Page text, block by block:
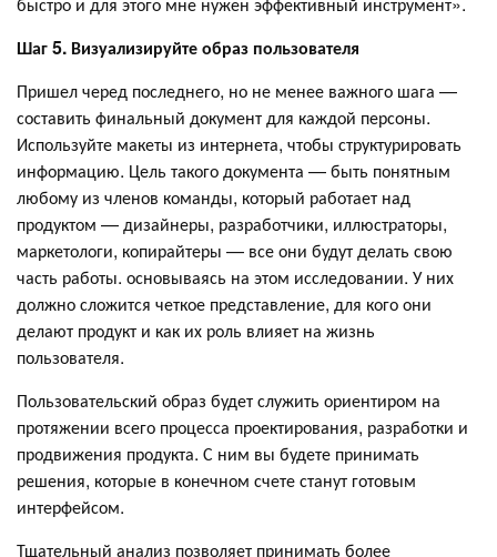
Шаг 5. Визуализируйте образ пользователя
Пришел черед последнего, но не менее важного шага —
составить финальный документ для каждой персоны.
Используйте макеты из интернета, чтобы структурировать
информацию. Цель такого документа — быть понятным
любому из членов команды, который работает над
продуктом — дизайнеры, разработчики, иллюстраторы,
маркетологи, копирайтеры — все они будут делать свою
часть работы. основываясь на этом исследовании. У них
должно сложится четкое представление, для кого они
делают продукт и как их роль влияет на жизнь
пользователя.
Пользовательский образ будет служить ориентиром на
протяжении всего процесса проектирования, разработки и
продвижения продукта. С ним вы будете принимать
решения, которые в конечном счете станут готовым
интерфейсом.
Тщательный анализ позволяет принимать более